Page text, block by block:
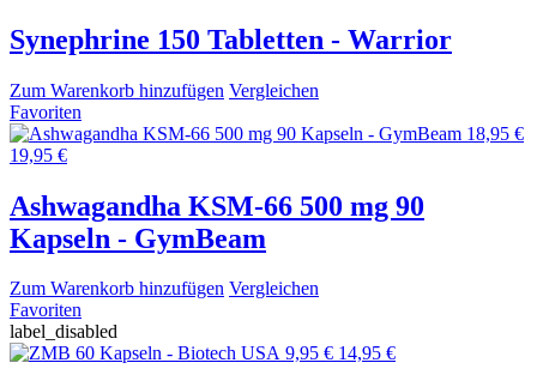
Synephrine 150 Tabletten - Warrior
Zum Warenkorb hinzufügen Vergleichen
Favoriten
18,95 €
19,95 €
Ashwagandha KSM-66 500 mg 90
Kapseln - GymBeam
Zum Warenkorb hinzufügen Vergleichen
Favoriten
label_disabled
9,95 € 14,95 €